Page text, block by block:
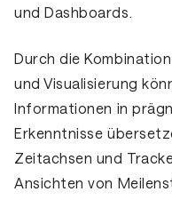
und Dashboards.
Durch die
und Visualisierung
Informationen in
Erkenntnisse
Zeitachsen und
Ansichten von